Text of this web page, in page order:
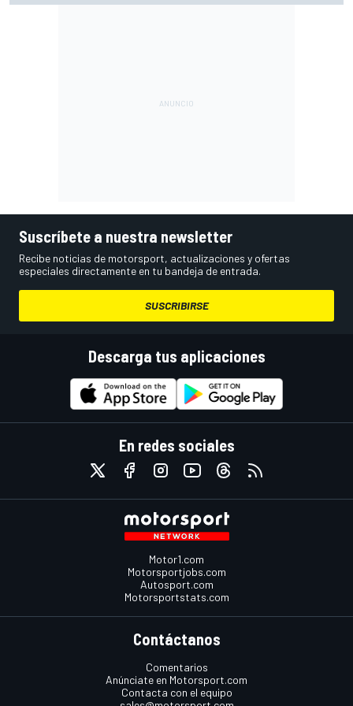
Suscríbete a nuestra newsletter
Recibe noticias de motorsport, actualizaciones y ofertas
especiales directamente en tu bandeja de entrada.
SUSCRIBIRSE
Descarga tus aplicaciones
En redes sociales
Motor1.com
Motorsportjobs.com
Autosport.com
Motorsportstats.com
Contáctanos
Comentarios
Anúnciate en Motorsport.com
Contacta con el equipo